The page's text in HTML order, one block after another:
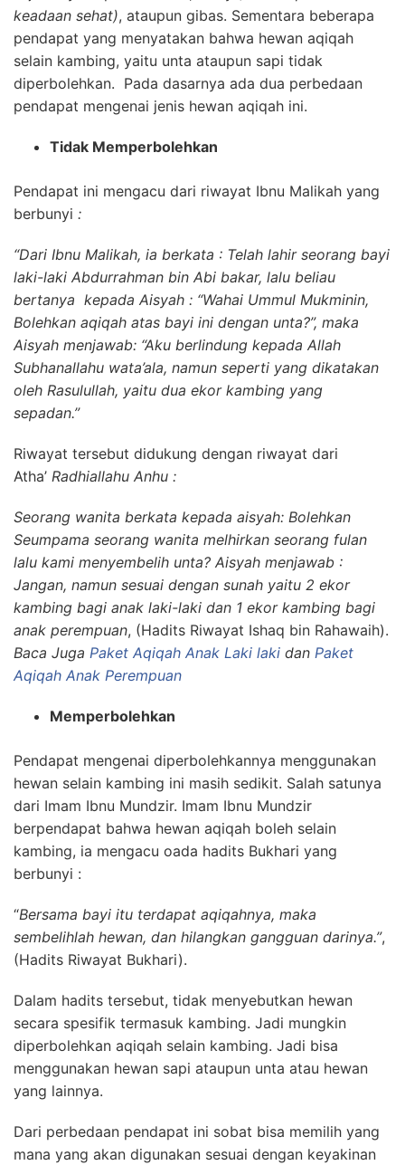
keadaan sehat), ataupun gibas. Sementara beberapa
pendapat yang menyatakan bahwa hewan aqiqah
selain kambing, yaitu unta ataupun sapi tidak
diperbolehkan. Pada dasarnya ada dua perbedaan
pendapat mengenai jenis hewan aqiqah ini.
Tidak Memperbolehkan
Pendapat ini mengacu dari riwayat Ibnu Malikah yang
berbunyi :
“Dari Ibnu Malikah, ia berkata : Telah lahir seorang bayi
laki-laki Abdurrahman bin Abi bakar, lalu beliau
bertanya kepada Aisyah : “Wahai Ummul Mukminin,
Bolehkan aqiqah atas bayi ini dengan unta?”, maka
Aisyah menjawab: “Aku berlindung kepada Allah
Subhanallahu wata’ala, namun seperti yang dikatakan
oleh Rasulullah, yaitu dua ekor kambing yang
sepadan.”
Riwayat tersebut didukung dengan riwayat dari
Atha’ Radhiallahu Anhu :
Seorang wanita berkata kepada aisyah: Bolehkan
Seumpama seorang wanita melhirkan seorang fulan
lalu kami menyembelih unta? Aisyah menjawab :
Jangan, namun sesuai dengan sunah yaitu 2 ekor
kambing bagi anak laki-laki dan 1 ekor kambing bagi
anak perempuan, (Hadits Riwayat Ishaq bin Rahawaih).
Baca Juga Paket Aqiqah Anak Laki laki dan Paket
Aqiqah Anak Perempuan
Memperbolehkan
Pendapat mengenai diperbolehkannya menggunakan
hewan selain kambing ini masih sedikit. Salah satunya
dari Imam Ibnu Mundzir. Imam Ibnu Mundzir
berpendapat bahwa hewan aqiqah boleh selain
kambing, ia mengacu oada hadits Bukhari yang
berbunyi :
“Bersama bayi itu terdapat aqiqahnya, maka
sembelihlah hewan, dan hilangkan gangguan darinya.”,
(Hadits Riwayat Bukhari).
Dalam hadits tersebut, tidak menyebutkan hewan
secara spesifik termasuk kambing. Jadi mungkin
diperbolehkan aqiqah selain kambing. Jadi bisa
menggunakan hewan sapi ataupun unta atau hewan
yang lainnya.
Dari perbedaan pendapat ini sobat bisa memilih yang
mana yang akan digunakan sesuai dengan keyakinan